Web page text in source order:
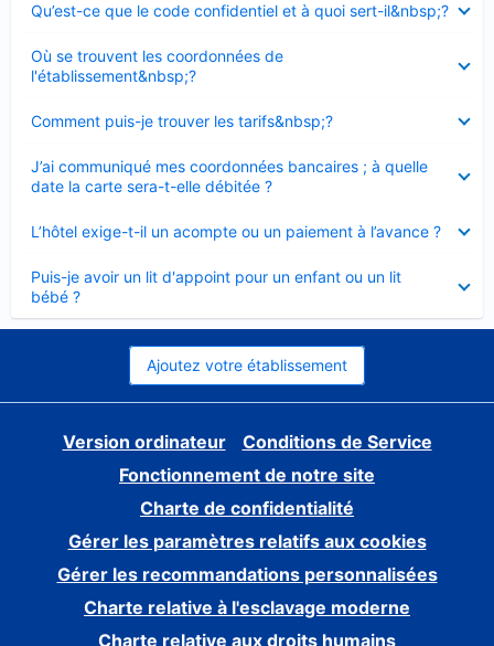
Qu’est-ce que le code confidentiel et à quoi sert-il&nbsp;?
fermé
Où se trouvent les coordonnées de
l'établissement&nbsp;?
fermé
Comment puis-je trouver les tarifs&nbsp;?
fermé
J’ai communiqué mes coordonnées bancaires ; à quelle
date la carte sera-t-elle débitée ?
fermé
L’hôtel exige-t-il un acompte ou un paiement à l’avance ?
fermé
Puis-je avoir un lit d'appoint pour un enfant ou un lit
bébé ?
fermé
Ajoutez votre établissement
Version ordinateur
Conditions de Service
Fonctionnement de notre site
Charte de confidentialité
Gérer les paramètres relatifs aux cookies
Gérer les recommandations personnalisées
Charte relative à l'esclavage moderne
Charte relative aux droits humains